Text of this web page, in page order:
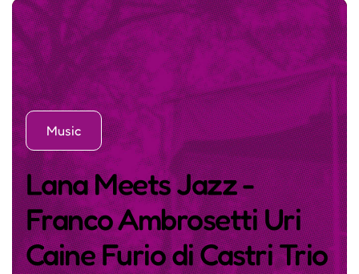
Music
Lana Meets Jazz -
Franco Ambrosetti Uri
Caine Furio di Castri Trio